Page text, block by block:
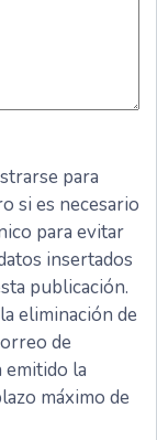
para
si es necesario
para evitar
insertados
publicación.
eliminación de
de
emitido la
máximo de